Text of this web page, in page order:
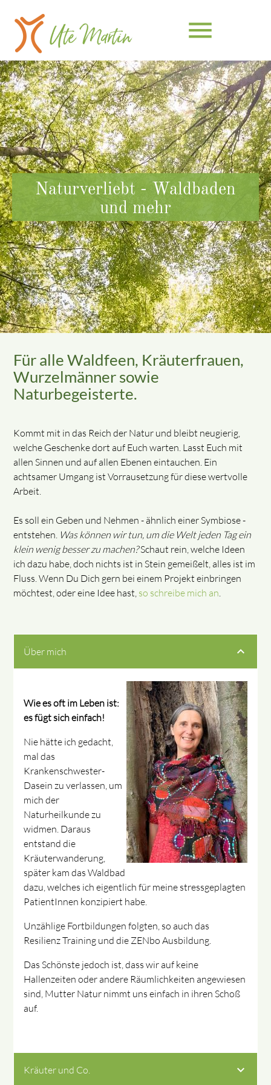
menu
Suchbegriffe SUCHEN
Naturverliebt - Waldbaden
und mehr
Für alle Waldfeen, Kräuterfrauen,
Wurzelmänner sowie
Naturbegeisterte.
Kommt mit in das Reich der Natur und bleibt neugierig,
welche Geschenke dort auf Euch warten. Lasst Euch mit
allen Sinnen und auf allen Ebenen eintauchen. Ein
achtsamer Umgang ist Vorrausetzung für diese wertvolle
Arbeit.
Es soll ein Geben und Nehmen - ähnlich einer Symbiose -
entstehen. Was können wir tun, um die Welt jeden Tag ein
klein wenig besser zu machen?Schaut rein, welche Ideen
ich dazu habe, doch nichts ist in Stein gemeißelt, alles ist im
Fluss. Wenn Du Dich gern bei einem Projekt einbringen
möchtest, oder eine Idee hast, so schreibe mich an
Über mich
Wie es oft im Leben ist:
es fügt sich einfach!
Nie hätte ich gedacht,
mal das
Krankenschwester-
Dasein zu verlassen, um
mich der
Naturheilkunde zu
widmen. Daraus
entstand die
Kräuterwanderung,
später kam das Waldbad
dazu, welches ich eigentlich für meine stressgeplagten
PatientInnen konzipiert habe.
Unzählige Fortbildungen folgten, so auch das
Resilienz Training und die ZENbo Ausbildung.
Das Schönste jedoch ist, dass wir auf keine
Hallenzeiten oder andere Räumlichkeiten angewiesen
sind, Mutter Natur nimmt uns einfach in ihren Schoß
auf.
Kräuter und Co.